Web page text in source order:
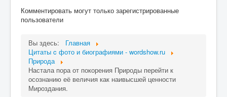
Комментировать могут только зарегистрированные
пользователи
Вы здесь:
Главная
Цитаты c фото и биографиями - wordshow.ru
Природа
Настала пора от покорения Природы перейти к
осознанию её величия как наивысшей ценности
Мироздания.